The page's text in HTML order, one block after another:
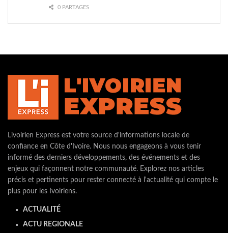
0 PARTAGES
Livoirien Express est votre source d'informations locale de
confiance en Côte d'Ivoire. Nous nous engageons à vous tenir
informé des derniers développements, des événements et des
enjeux qui façonnent notre communauté. Explorez nos articles
précis et pertinents pour rester connecté à l'actualité qui compte le
plus pour les Ivoiriens.
ACTUALITÉ
ACTU REGIONALE